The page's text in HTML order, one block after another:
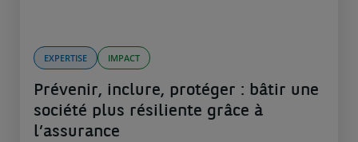
EXPERTISE IMPACT
Prévenir, inclure, protéger : bâtir une
société plus résiliente grâce à
l’assurance